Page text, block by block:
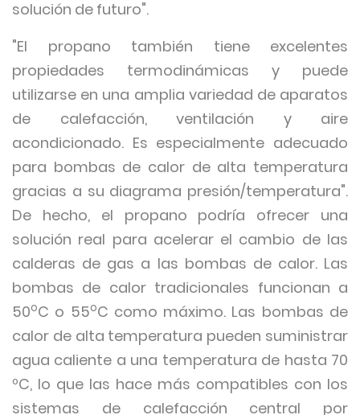
solución de futuro".
"El propano también tiene excelentes
propiedades termodinámicas y puede
utilizarse en una amplia variedad de aparatos
de calefacción, ventilación y aire
acondicionado. Es especialmente adecuado
para bombas de calor de alta temperatura
gracias a su diagrama presión/temperatura".
De hecho, el propano podría ofrecer una
solución real para acelerar el cambio de las
calderas de gas a las bombas de calor. Las
bombas de calor tradicionales funcionan a
50oC o 55oC como máximo. Las bombas de
calor de alta temperatura pueden suministrar
agua caliente a una temperatura de hasta 70
ºC, lo que las hace más compatibles con los
sistemas de calefacción central por